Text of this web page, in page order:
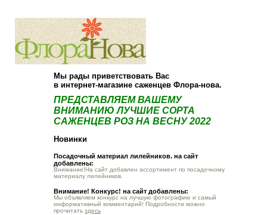
Мы рады приветствовать Вас
в интернет-магазине саженцев Флора-нова.
ПРЕДСТАВЛЯЕМ ВАШЕМУ
ВНИМАНИЮ ЛУЧШИЕ СОРТА
САЖЕНЦЕВ РОЗ НА ВЕСНУ 2022
Новинки
Посадочный материал лилейников. на сайт
добавлены:
Внимание!На сайт добавлен ассортимент по посадочному
материалу лилейников.
Внимание! Конкурс! на сайт добавлены:
Мы объявляем конкурс на лучшую фотографию и самый
информативный комментарий! Подробности можно
прочитать здесь